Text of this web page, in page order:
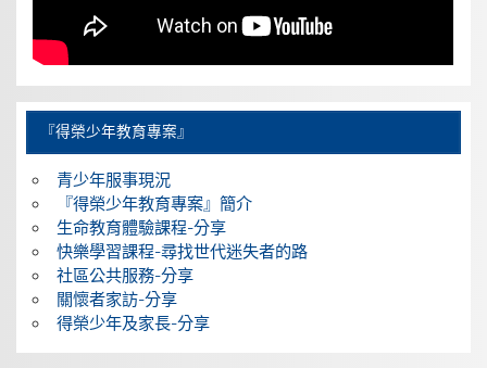
『得榮少年教育專案』
青少年服事現況
『得榮少年教育專案』簡介
生命教育體驗課程-分享
快樂學習課程-尋找世代迷失者的路
社區公共服務-分享
關懷者家訪-分享
得榮少年及家長-分享